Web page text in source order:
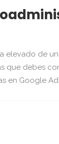
elevado de
que debes
en Google